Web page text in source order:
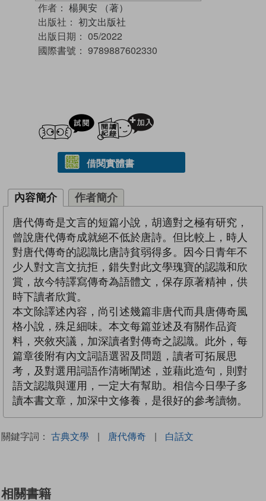
作者： 楊興安 （著）
出版社： 初文出版社
出版日期： 05/2022
國際書號： 9789887602330
試閲
借閱實體書
內容簡介 作者簡介
唐代傳奇是文言的短篇小說，胡適對之極有研究，
曾說唐代傳奇成就絕不低於唐詩。但比較上，時人
對唐代傳奇的認識比唐詩貧弱得多。因今日青年不
少人對文言文抗拒，錯失對此文學瑰寶的認識和欣
賞，故今特譯寫傳奇為語體文，保存原著精神，供
時下讀者欣賞。
本文除譯述內容，尚引述幾篇非唐代而具唐傳奇風
格小說，殊足細味。本文每篇並述及有關作品資
料，夾敘夾議，加深讀者對傳奇之認識。此外，每
篇章後附有內文詞語選習及問題，讀者可拓展思
考，及對選用詞語作清晰闡述，並藉此造句，則對
語文認識與運用，一定大有幫助。相信今日學子多
讀本書文章，加深中文修養，是很好的參考讀物。
關鍵字詞： 古典文學 | 唐代傳奇 | 白話文
相關書籍